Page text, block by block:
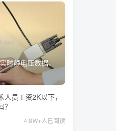
时静电压数据、
人员工资2K以下，
？
4.8W+人已阅读